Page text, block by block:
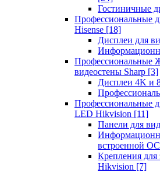
Гостиничные
Профессиональные
Hisense [18]
Дисплеи для
Профессиональные
видеостены Sharp [3]
Дисплеи 4K и
Профессиональные
LED Hikvision [11]
Панели для
встроенной
Крепления для
Hikvision [7]